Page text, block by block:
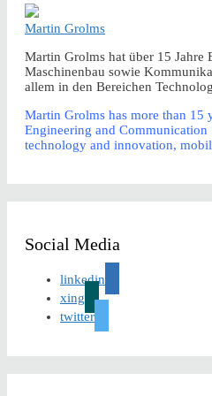
Martin Grolms
Martin Grolms hat über 15 Jahre
Maschinenbau sowie
allem in den Bereichen
Martin Grolms has more than 15
Engineering and
technology and innovation,
Social Media
linkedin
xing
twitter